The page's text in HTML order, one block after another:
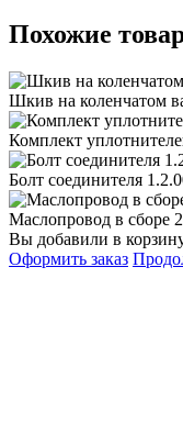
Похожие
Шкив на коленчатом
Комплект
Болт соединителя
Маслопровод в сборе
Вы добавили в
Оформить заказ